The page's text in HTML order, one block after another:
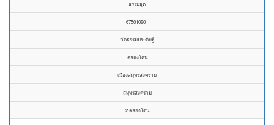
ธรรมยุต
675010901
วัดธรรมประดิษฐ์
คลองโคน
เมืองสมุทรสงคราม
สมุทรสงคราม
2 คลองโดน